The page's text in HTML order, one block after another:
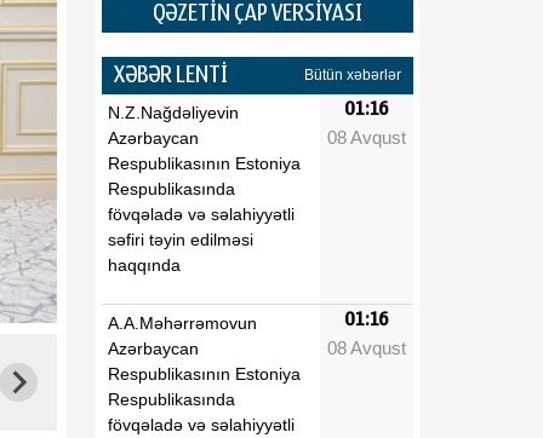
QƏZETİN ÇAP VERSİYASI
XƏBƏR LENTİ Bütün xəbərlər
N.Z.Nağdəliyevin
Azərbaycan
Respublikasının Estoniya
Respublikasında
fövqəladə və səlahiyyətli
səfiri təyin edilməsi
haqqında
01:16
08 Avqust
A.A.Məhərrəmovun
Azərbaycan
Respublikasının Estoniya
Respublikasında
fövqəladə və səlahiyyətli
01:16
08 Avqust